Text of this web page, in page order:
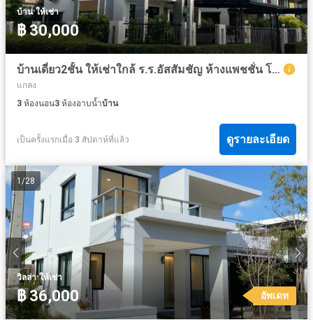
บ้าน·ให้เช่า
฿ 30,000
บ้านเดี่ยว2ชั้น ให้เช่าใกล้ ร.ร.อัสสัมชัญ ห้างแพชชั่น โฮมโปรระยอง
แกลง
3 ห้องนอน3 ห้องอาบน้ำบ้าน
เป็นครั้งแรกเมื่อ 3 สัปดาห์ที่แล้ว ดูรายละเอียด
1 /28
วิลล่า·ให้เช่า
฿ 36,000 อัพเดท